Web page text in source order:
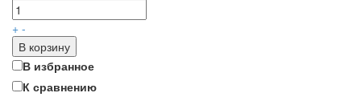
+ -
В корзину
В избранное
К сравнению